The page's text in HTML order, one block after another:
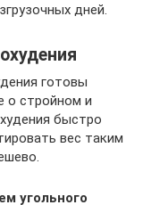
дней.
готовы
о стройном и
быстро
вес таким
угольного